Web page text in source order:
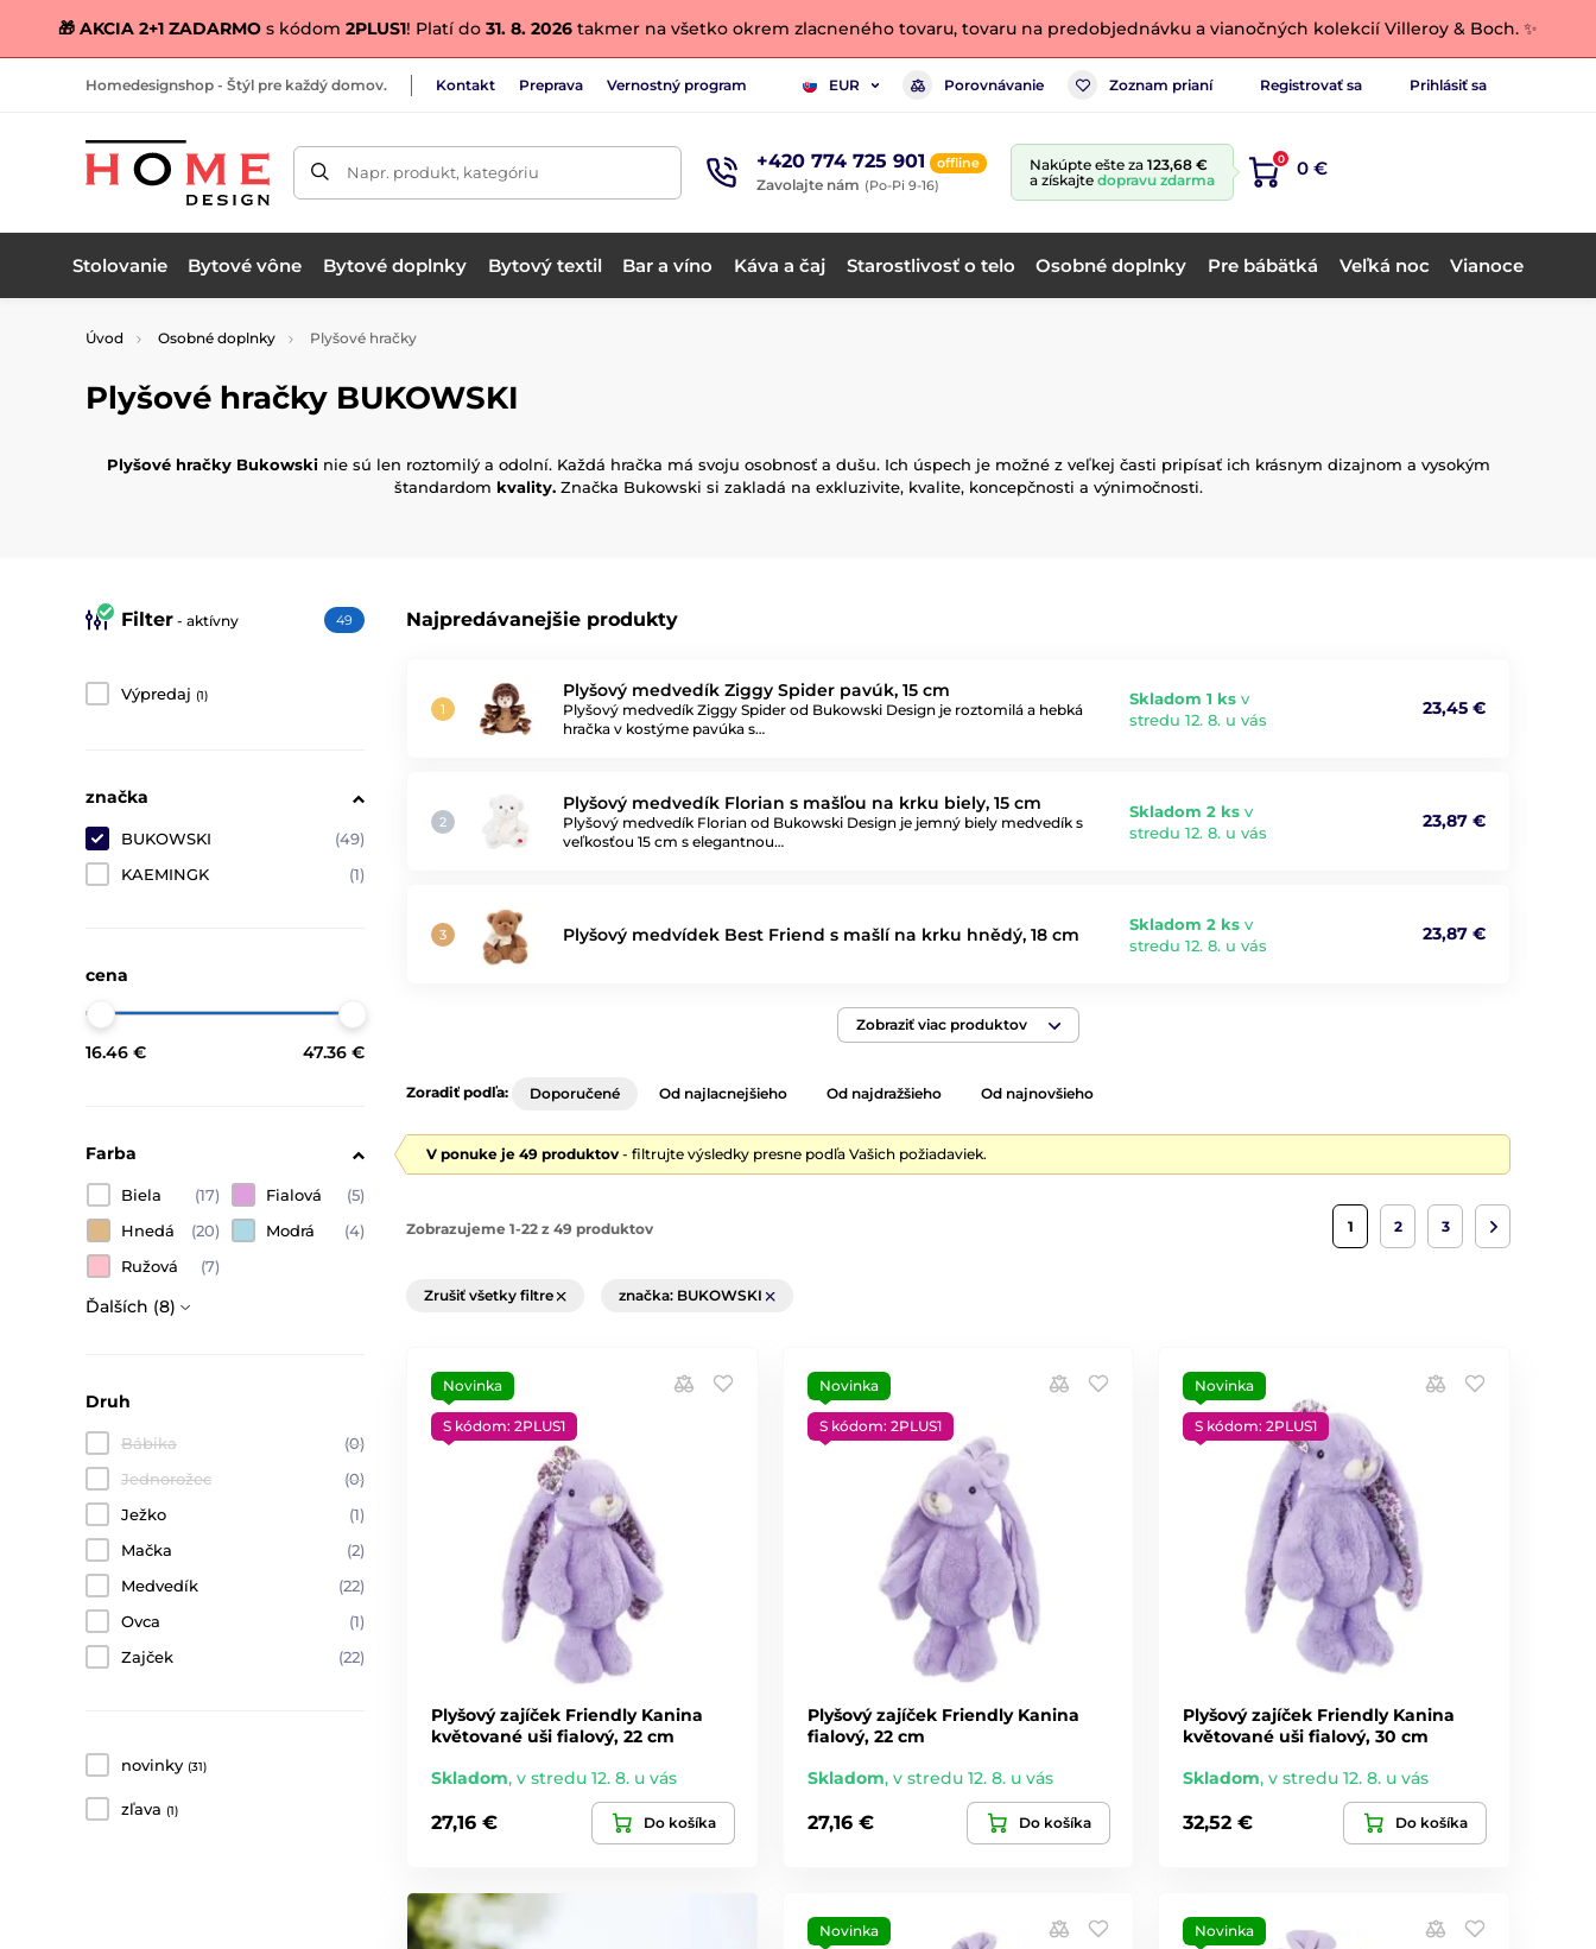
🎁 AKCIA 2+1 ZADARMO s kódom 2PLUS1! Platí do 31. 8. 2026 takmer na všetko okrem zlacneného tovaru, tovaru na predobjednávku a vianočných kolekcií Villeroy & Boch. ✨
Homedesignshop - Štýl pre každý domov. Kontakt Preprava Vernostný program EUR Porovnávanie Zoznam prianí Registrovať sa Prihlásiť sa
Napr. produkt, kategóriu +420 774 725 901 offline
Zavolajte nám (Po-Pi 9-16)
Nakúpte ešte za 123,68 €
a získajte dopravu zdarma
0 0 €
Stolovanie Bytové vône Bytové doplnky Bytový textil Bar a víno Káva a čaj Starostlivosť o telo Osobné doplnky Pre bábätká Veľká noc Vianoce
Úvod Osobné doplnky Plyšové hračky
Plyšové hračky BUKOWSKI
Plyšové hračky Bukowskinie sú len roztomilý a odolní. Každá hračka má svoju osobnosť a dušu. Ich úspech je možné z veľkej časti pripísať ich krásnym dizajnom a vysokým
štandardom kvality. Značka Bukowski si zakladá na exkluzivite, kvalite, koncepčnosti a výnimočnosti.
Najpredávanejšie produkty
Plyšový medvedík Ziggy Spider pavúk, 15 cm
Plyšový medvedík Ziggy Spider od Bukowski Design je roztomilá a hebká
hračka v kostýme pavúka s…
Skladom 1 ks v
stredu 12. 8. u vás
23,45 €
Plyšový medvedík Florian s mašľou na krku biely, 15 cm
Plyšový medvedík Florian od Bukowski Design je jemný biely medvedík s
veľkosťou 15 cm s elegantnou…
Skladom 2 ks v
stredu 12. 8. u vás
23,87 €
Plyšový medvídek Best Friend s mašlí na krku hnědý, 18 cm Skladom 2 ks v
stredu 12. 8. u vás
23,87 €
Zobraziť viac produktov
Filter - aktívny 49
Výpredaj (1)
značka
BUKOWSKI
(49)
KAEMINGK
(1)
cena
16.46 € 47.36 €
Farba
Biela (17) Fialová
(5)
Hnedá
(20) Modrá
(4)
Ružová
(7)
Ďalších (8)
Druh
Bábika
(0)
Jednorožec
(0)
Ježko
(1)
Mačka
(2)
Medvedík
(22)
Ovca
(1)
Zajček
(22)
novinky (31)
zľava (1)
Zoradiť podľa: Doporučené Od najlacnejšieho Od najdražšieho Od najnovšieho
V ponuke je 49 produktov - filtrujte výsledky presne podľa Vašich požiadaviek.
Zobrazujeme 1-22 z 49 produktov 1 2 3
Zrušiť všetky filtre značka: BUKOWSKI
Novinka
S kódom: 2PLUS1
Plyšový zajíček Friendly Kanina
květované uši fialový, 22 cm
Skladom, v stredu 12. 8. u vás
27,16 € Do košíka
Novinka
S kódom: 2PLUS1
Plyšový zajíček Friendly Kanina
fialový, 22 cm
Skladom, v stredu 12. 8. u vás
27,16 € Do košíka
Novinka
S kódom: 2PLUS1
Plyšový zajíček Friendly Kanina
květované uši fialový, 30 cm
Skladom,v stredu 12. 8. u vás
32,52 € Do košíka
Novinka Novinka